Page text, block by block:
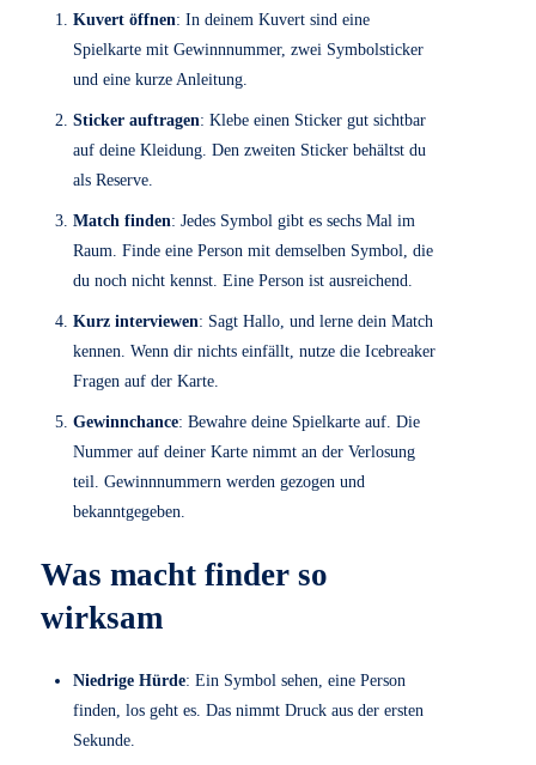
Spiel gestaltet und umgesetzt. Ziel ist, Menschen in
wenigen Minuten ins Gespräch zu bringen. Ohne
Hemmschwelle. Ohne komplizierte Regeln. Mit klaren
Schritten. Kurz gesagtUser Experience zum Anfassen.
Warum finder
GuteUser Experiencebedeutet Klarheit, einfache Wege
und ein sichtbares Ergebnis. Genau das leistet finder für
Networking. Ein klares Ziel, ein sichtbares Symbol, drei
kurze Fragen. So entsteht in kurzer Zeit ein echtes
Gespräch. Das macht den Einstieg leicht, baut
Hemmungen ab und erhöht die Chance auf neue Kontakte,
die wirklich passen.
So funktioniert finder in 5
Schritten
Spielkarte mit Gewinnnummer, zwei Symbolsticker
und eine kurze Anleitung.
Sticker auftragen